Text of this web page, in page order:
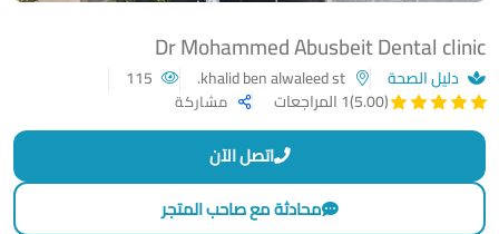
Dr Mohammed Abusbeit Dental clinic
دليل الصحة
(5.00)
1 المراجعات مشاركة
اتصل الآن
محادثة مع صاحب المتجر